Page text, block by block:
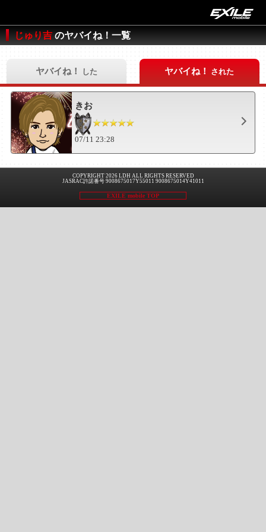
じゅり吉 のヤバイね！一覧
ヤバイね！ した ヤバイね！ された
きお
07/11 23:28
COPYRIGHT 2026 LDH ALL RIGHTS RESERVED
JASRAC許諾番号 9008675017Y55011 9008675014Y41011
EXILE mobile TOP